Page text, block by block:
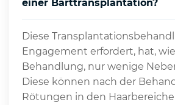
einer Barttransplantation?
Diese
Engagement erfordert, hat,
Behandlung, nur wenige
Diese können nach der
Rötungen in den